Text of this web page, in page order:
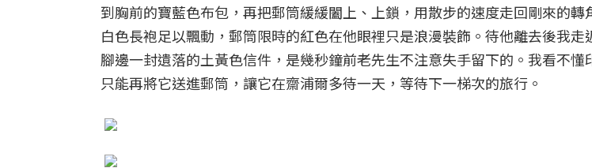
到胸前的寶藍色布包，再把郵筒緩緩闔上、上鎖，用散步的速度走回剛來的
白色長袍足以飄動，郵筒限時的紅色在他眼裡只是浪漫裝飾。待他離去後我
腳邊一封遺落的土黃色信件，是幾秒鐘前老先生不注意失手留下的。我看不懂
只能再將它送進郵筒，讓它在齋浦爾多待一天，等待下一梯次的旅行。